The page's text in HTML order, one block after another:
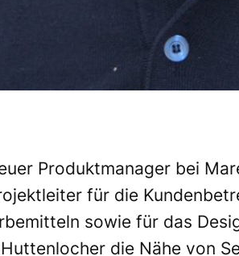
Produktmanager bei
für die
sowie für das
die Nähe von